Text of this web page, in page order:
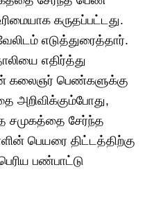
கருதப்பட்டது.
எடுத்துரைத்தார்.
எதிர்த்து
கலைஞர் பெண்களுக்கு
அறிவிக்கும்போது,
சமுகத்தை சேர்ந்த
பெயரை திட்டத்திற்கு
பண்பாட்டு